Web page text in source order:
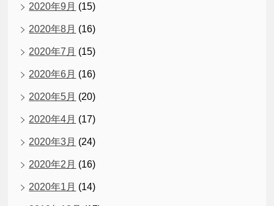
2020年9月 (15)
2020年8月 (16)
2020年7月 (15)
2020年6月 (16)
2020年5月 (20)
2020年4月 (17)
2020年3月 (24)
2020年2月 (16)
2020年1月 (14)